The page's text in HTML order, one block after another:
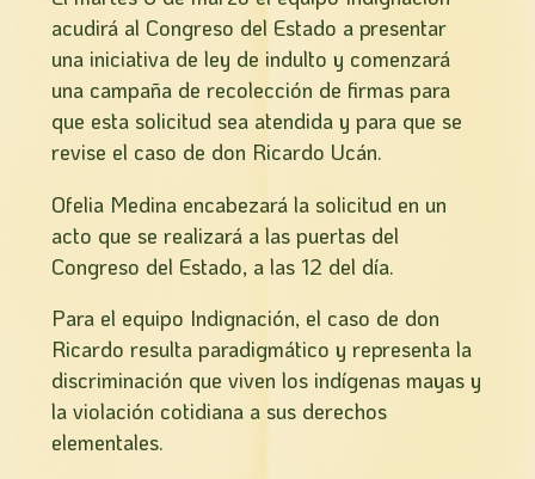
acudirá al Congreso del Estado a presentar
una iniciativa de ley de indulto y comenzará
una campaña de recolección de firmas para
que esta solicitud sea atendida y para que se
revise el caso de don Ricardo Ucán.
Ofelia Medina encabezará la solicitud en un
acto que se realizará a las puertas del
Congreso del Estado, a las 12 del día.
Para el equipo Indignación, el caso de don
Ricardo resulta paradigmático y representa la
discriminación que viven los indígenas mayas y
la violación cotidiana a sus derechos
elementales.